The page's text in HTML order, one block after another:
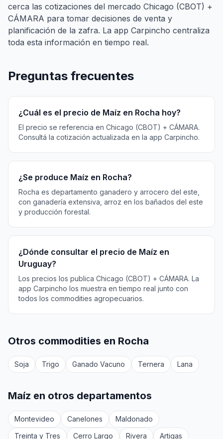
cerca las cotizaciones del mercado Chicago (CBOT) +
CÁMARA para tomar decisiones de venta y
planificación de la zafra. La app Carpincho centraliza
toda esta información en tiempo real.
Preguntas frecuentes
¿Cuál es el precio de Maíz en Rocha hoy?
El precio se referencia en Chicago (CBOT) + CÁMARA.
Consultá la cotización actualizada en la app Carpincho.
¿Se produce Maíz en Rocha?
Rocha es departamento ganadero y arrocero del este,
con ganadería extensiva, arroz en los bañados del este
y producción forestal.
¿Dónde consultar el precio de Maíz en
Uruguay?
Los precios los publica Chicago (CBOT) + CÁMARA. La
app Carpincho los muestra en tiempo real junto con
todos los commodities agropecuarios.
Otros commodities en Rocha
Soja Trigo Ganado Vacuno Ternera Lana
Maíz en otros departamentos
Montevideo Canelones
Maldonado
Treinta y Tres
Cerro Largo Rivera Artigas